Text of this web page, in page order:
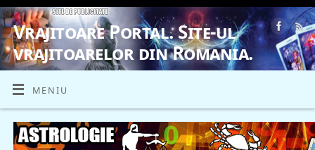
Vrajitoare Portal. Site-ul
vrajitoarelor din Romania.
VRAJITOARE, VRAJITOARELE, VRAJITOARE
MENIU